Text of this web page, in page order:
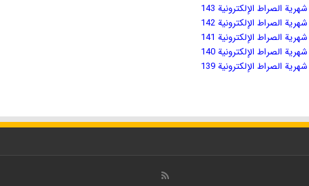
شهریة الصراط الإلكترونية 143
شهریة الصراط الإلكترونية 142
شهریة الصراط الإلكترونية 141
شهریة الصراط الإلكترونية 140
شهریة الصراط الإلكترونية 139